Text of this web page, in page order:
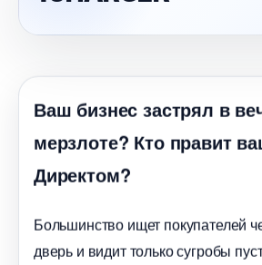
аш бизнес застрял в
мерзлоте? Кто правит
Директом?
Большинство ищет покупателей
дверь и видит только сугробы